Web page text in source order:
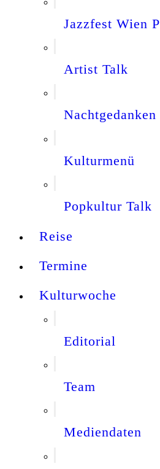
Jazzfest Wien
Artist Talk
Nachtgedanken
Kulturmenü
Popkultur Talk
Reise
Termine
Kulturwoche
Editorial
Team
Mediendaten